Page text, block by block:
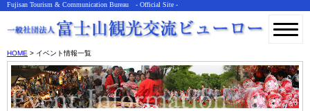
Fujisan Tourism & Communication Bureau - Official Site -
HOME > イベント情報一覧